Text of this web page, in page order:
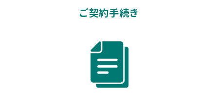
ご契約手続き